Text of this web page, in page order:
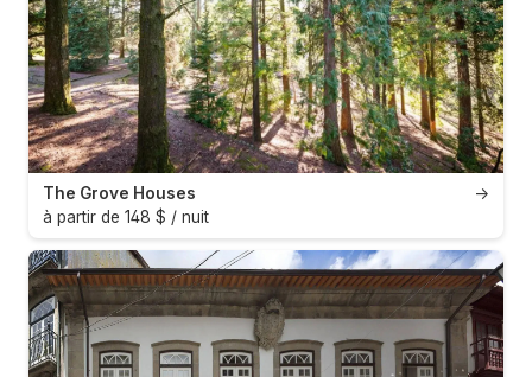
→
The Grove Houses
à partir de 148 $ / nuit